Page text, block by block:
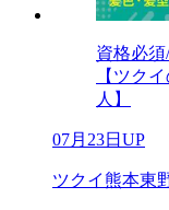
資格必須
【ツク
人】
07月23日UP
ツクイ熊本東